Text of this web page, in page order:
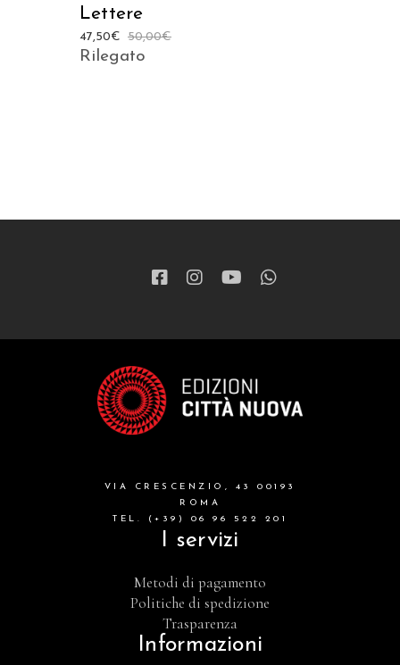
Lettere
50,00€
47,50€
Rilegato
VIA CRESCENZIO, 43 00193
ROMA
TEL. (+39) 06 96 522 201
I servizi
Metodi di pagamento
Politiche di spedizione
Trasparenza
Informazioni